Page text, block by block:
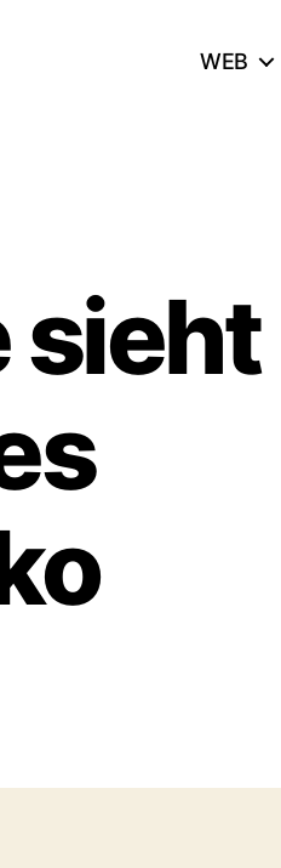
WEB
sieht